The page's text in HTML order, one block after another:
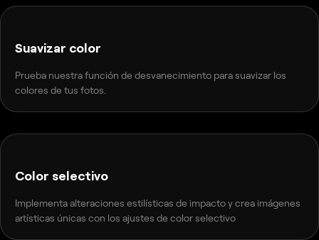
Suavizar color
Prueba nuestra función de desvanecimiento para suavizar los
colores de tus fotos.
Color selectivo
Implementa alteraciones estilísticas de impacto y crea imágenes
artísticas únicas con los ajustes de color selectivo